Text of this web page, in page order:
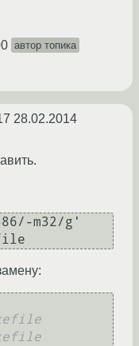
автор топика
28.02.2014
m32/g'